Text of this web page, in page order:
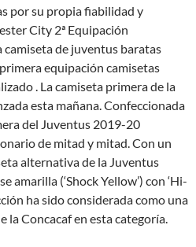
por su propia fiabilidad y
City 2ª Equipación
de juventus baratas
equipación camisetas
. La camiseta primera de la
esta mañana. Confeccionada
del Juventus 2019-20
de mitad y mitad. Con un
alternativa de la Juventus
amarilla (‘Shock Yellow’) con ‘Hi-
ha sido considerada como una
la Concacaf en esta categoría.